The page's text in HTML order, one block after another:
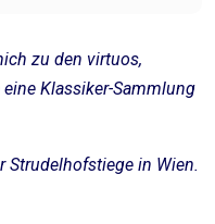
zu den virtuos,
Klassiker-Sammlung
Strudelhofstiege in Wien.